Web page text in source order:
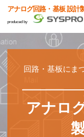
アナログ回路・基板 設計
produced by
回路・基板にま
アナロ